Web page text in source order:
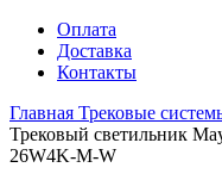
Оплата
Доставка
Контакты
Главная Трековые
Трековый светильник
26W4K-M-W